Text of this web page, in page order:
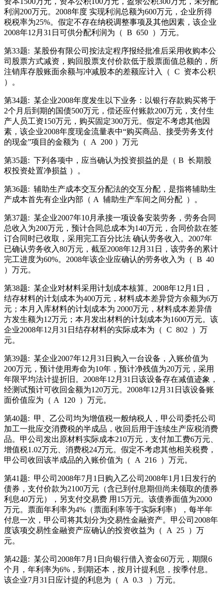
利润200万元。2008年度 实现利润总额为600万元，企业所得
税税率为25%。假定不存在纳税调整事项及其他因素，该企业
2008年12月31日可供分配利润为（ B 650 ）万元。
第33题: 某股份有限公司按法定程序报经批准后采用收购本公
司股票方式减资，购回股票支付价款低于股票面值总额的，所
注销库存股账面余额与冲减股本的差额应计入（ C 资本公积
）。
第34题: 某企业2008年度发生以下业务：以银行存款购买将于
2个月后到期的国债500万元，偿还应付账款200万元，支付生
产人员工资150万元，购买固定300万元。假定不考虑其他因
素，该企业2008年度现金流量表中“购买商品、接受劳务支付
的现金”项目的金额为（
A 200 ）万元
第35题: 下列各项中，应当确认为投资损益的是（ B 长期股
权投资处置净损益 ）。
第36题: 辅助生产成本交互分配法的交互分配，是指将辅助生
产成本首先有企业内部（ A 辅助生产车间之间分配 ）。
第37题: 某企业2007年10月承接一项设备安装劳务，劳务合同
总收入为200万元，预计合同总成本为140万元，合同价款在签
订合同时已收取，采用完工百分比法 确认劳务收入。2007年
已确认劳务收入80万元，截至2008年12月31日，该劳务的累计
完工进度为60%。2008年该企业应确认的劳务收入为（ B 40
）万元。
第38题: 某企业对材料采用计划成本核算。2008年12月1日，
结存材料的计划成本为400万元，材料成本差异贷方余额为6万
元；本月入库材料的计划成本为 2000万元，材料成本差异借
方发生额为12万元；本月发出材料的计划成本为1600万元。该
企业2008年12月31日结存材料的实际成本为（ C 802
）万
元。
第39题: 某企业2007年12月31日购入一台设备，入账价值为
200万元，预计使用寿命为10年，预计净残值为20万元，采用
年限平均法计提折旧。2008年12月31日该设备存在减值迹象，
经测试预计可收回金额为120万元。2008年12月31日该设备账
面价值应为（ A
120 ）万元。
第40题: 甲、乙公司均为增值税一般纳税人，甲公司委托公司
加工一批应交消费税的半成品，收回后用于连续生产应税消费
品。甲公司发出原材料实际成本210万元，支付加工费6万元、
增值税1.02万元、消费税24万元。假定不考虑其他相关税费，
甲公司收回该半成品的入账价值为（
A 216 ）万元。
第41题: 甲公司2008年7月1日购入乙公司2008年1月1日发行的
债券，支付价款为2100万元（含已到付息期但尚未领取的债券
利息40万元），另支付交易费 用15万元。该债券面值为2000
万元。票面年利率为4%（票面利率等于实际利率），每半年
付息一次，甲公司将其划分为交易性金融资产。甲公司2008年
度该项交易性金融资产应确认的投资收益为（
A 25 ）万
元。
第42题: 某公司2008年7月1日向银行借入资金60万元，期限6
个月，年利率为6%，到期还本，按月计提利息，按季付息。
该企业7月31日应计提的利息为（
A 0.3 ）万元。